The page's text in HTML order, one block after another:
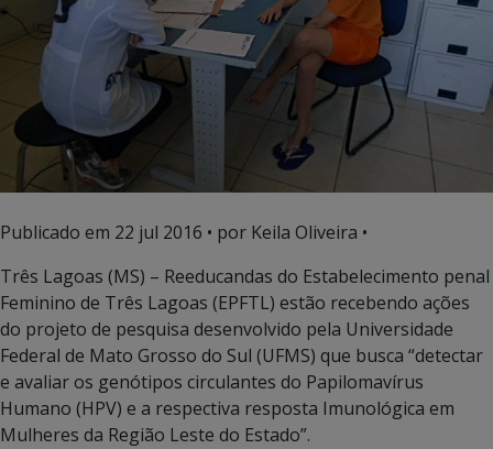
Publicado em 22 jul 2016 • por Keila Oliveira •
Três Lagoas (MS) – Reeducandas do Estabelecimento penal
Feminino de Três Lagoas (EPFTL) estão recebendo ações
do projeto de pesquisa desenvolvido pela Universidade
Federal de Mato Grosso do Sul (UFMS) que busca “detectar
e avaliar os genótipos circulantes do Papilomavírus
Humano (HPV) e a respectiva resposta Imunológica em
Mulheres da Região Leste do Estado”.